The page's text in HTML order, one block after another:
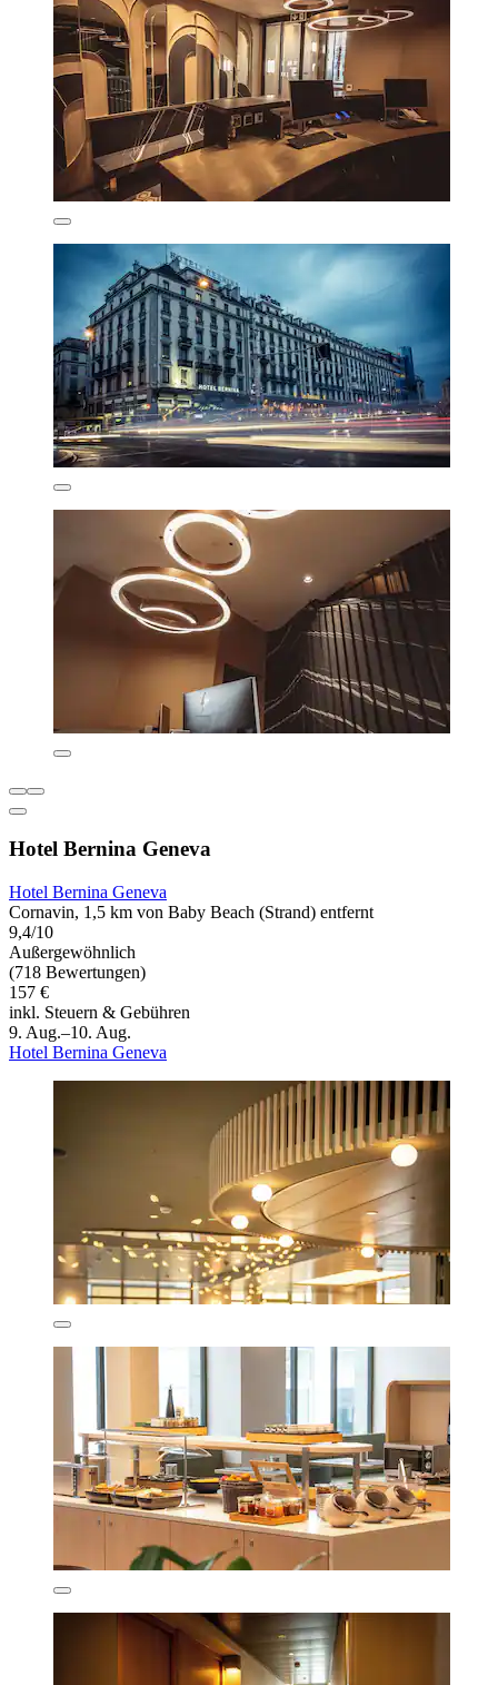
Hotel Bernina Geneva
Hotel Bernina Geneva
Cornavin, 1,5 km von Baby Beach (Strand) entfernt
9,4/10
Außergewöhnlich
(718 Bewertungen)
157 €
inkl. Steuern & Gebühren
9. Aug.–10. Aug.
Hotel Bernina Geneva